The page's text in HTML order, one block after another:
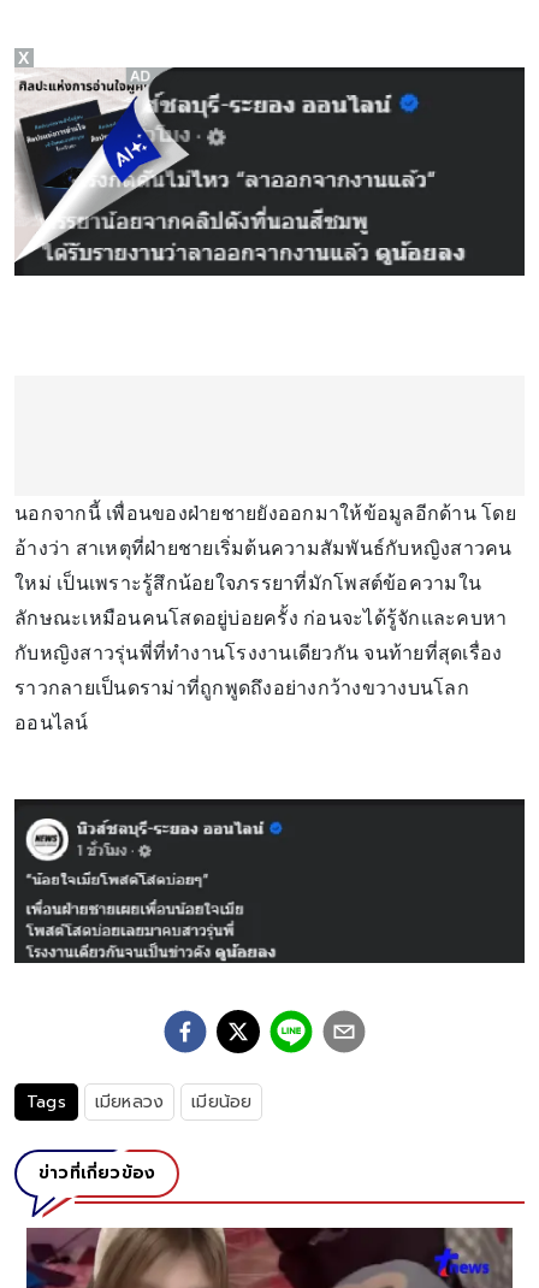
นอกจากนี้ เพื่อนของฝ่ายชายยังออกมาให้ข้อมูลอีกด้าน โดย
อ้างว่า สาเหตุที่ฝ่ายชายเริ่มต้นความสัมพันธ์กับหญิงสาวคน
ใหม่ เป็นเพราะรู้สึกน้อยใจภรรยาที่มักโพสต์ข้อความใน
ลักษณะเหมือนคนโสดอยู่บ่อยครั้ง ก่อนจะได้รู้จักและคบหา
กับหญิงสาวรุ่นพี่ที่ทำงานโรงงานเดียวกัน จนท้ายที่สุดเรื่อง
ราวกลายเป็นดราม่าที่ถูกพูดถึงอย่างกว้างขวางบนโลก
ออนไลน์
Tags เมียหลวง เมียน้อย
ข่าวที่เกี่ยวข้อง
X